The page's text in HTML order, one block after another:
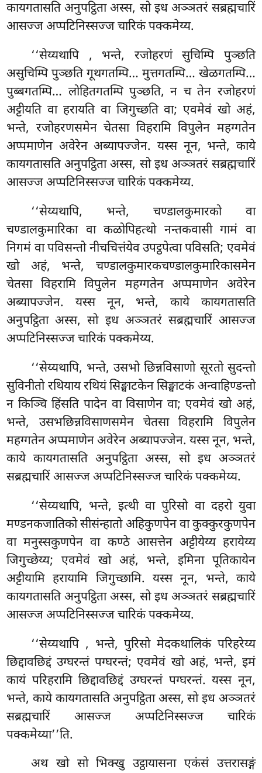
कायगतासतिअनुपट्ठिता अस्स, सो इध अञ्ञतरं सब्रह्मचारिं
आसज्ज अप्पटिनिस्सज्ज चारिकं पक्कमेय्य.
‘‘सेय्यथापि , भन्ते, रजोहरणं सुचिम्पि पुञ्छति
असुचिम्पि पुञ्छति गूथगतम्पि… मुत्तगतम्पि… खेळगतम्पि…
पुब्बगतम्पि… लोहितगतम्पि पुञ्छति, न च तेन रजोहरणं
अट्टीयति वा हरायति वा जिगुच्छति वा; एवमेवं खो अहं,
भन्ते, रजोहरणसमेन चेतसा विहरामि विपुलेन महग्गतेन
अप्पमाणेन अवेरेन अब्यापज्जेन. यस्स नून, भन्ते, काये
कायगतासति अनुपट्ठिता अस्स, सो इध अञ्ञतरं सब्रह्मचारिं
आसज्ज अप्पटिनिस्सज्ज चारिकं पक्कमेय्य.
‘‘सेय्यथापि, भन्ते, चण्डालकुमारको वा
चण्डालकुमारिका वा कळोपिहत्थो नन्तकवासी गामं वा
निगमं वा पविसन्तो नीचचित्तंयेव उपट्ठपेत्वापविसति; एवमेवं
खो अहं, भन्ते, चण्डालकुमारकचण्डालकुमारिकासमेन
चेतसा विहरामि विपुलेन महग्गतेन अप्पमाणेन अवेरेन
अब्यापज्जेन. यस्स नून, भन्ते, काये कायगतासति
अनुपट्ठिता अस्स, सो इध अञ्ञतरं सब्रह्मचारिं आसज्ज
अप्पटिनिस्सज्ज चारिकं पक्कमेय्य.
‘‘सेय्यथापि, भन्ते, उसभो छिन्नविसाणो सूरतो सुदन्तो
सुविनीतो रथियाय रथियं सिङ्घाटकेन सिङ्घाटकं अन्वाहिण्डन्तो
न किञ्चि हिंसति पादेन वा विसाणेन वा; एवमेवं खो अहं,
भन्ते, उसभछिन्नविसाणसमेन चेतसा विहरामि विपुलेन
महग्गतेन अप्पमाणेन अवेरेन अब्यापज्जेन. यस्स नून, भन्ते,
काये कायगतासति अनुपट्ठिता अस्स, सो इध अञ्ञतरं
सब्रह्मचारिं आसज्ज अप्पटिनिस्सज्ज चारिकं पक्कमेय्य.
‘‘सेय्यथापि, भन्ते, इत्थी वा पुरिसो वा दहरो युवा
मण्डनकजातिको सीसंन्हातो अहिकुणपेन वा कुक्कुरकुणपेन
वा मनुस्सकुणपेन वा कण्ठे आसत्तेन अट्टीयेय्य हरायेय्य
जिगुच्छेय्य; एवमेवं खो अहं, भन्ते, इमिना पूतिकायेन
अट्टीयामि हरायामि जिगुच्छामि. यस्स नून, भन्ते, काये
कायगतासति अनुपट्ठिता अस्स, सो इध अञ्ञतरं सब्रह्मचारिं
आसज्ज अप्पटिनिस्सज्ज चारिकं पक्कमेय्य.
‘‘सेय्यथापि , भन्ते, पुरिसो मेदकथालिकं परिहरेय्य
छिद्दावछिद्दं उग्घरन्तं पग्घरन्तं; एवमेवं खो अहं, भन्ते, इमं
कायं परिहरामि छिद्दावछिद्दं उग्घरन्तं पग्घरन्तं. यस्स नून,
भन्ते, काये कायगतासति अनुपट्ठिता अस्स, सो इध अञ्ञतरं
सब्रह्मचारिं आसज्ज अप्पटिनिस्सज्ज चारिकं
पक्कमेय्या’’ति.
अथ खो सो भिक्खु उट्ठायासना एकंसं उत्तरासङ्गं